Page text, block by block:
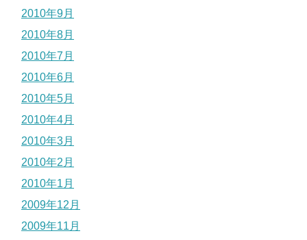
2010年9月
2010年8月
2010年7月
2010年6月
2010年5月
2010年4月
2010年3月
2010年2月
2010年1月
2009年12月
2009年11月